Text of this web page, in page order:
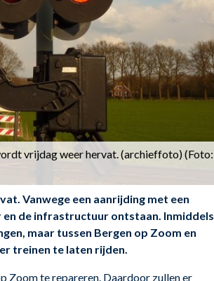
vrijdag weer hervat. (archieffoto) (Foto:
Vanwege een aanrijding met een
en de infrastructuur ontstaan. Inmiddels
maar tussen Bergen op Zoom en
treinen te laten rijden.
Zoom te repareren. Daardoor zullen er